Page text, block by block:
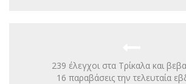
239 έλεγχοι στα Τρίκαλα και
16 παραβάσεις την τελευταία